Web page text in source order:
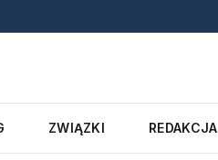
ZWIĄZKI REDAKCJA